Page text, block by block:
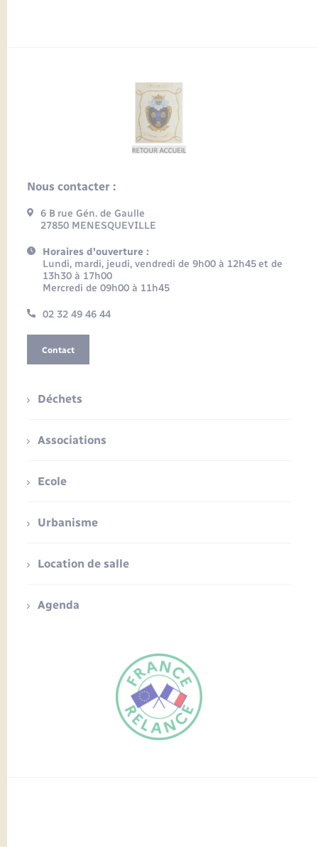
FR
Nous contacter :
6 B rue Gén. de Gaulle
27850 MENESQUEVILLE
Horaires d'ouverture :
Lundi, mardi, jeudi, vendredi de 9h00 à 12h45 et de
13h30 à 17h00
Mercredi de 09h00 à 11h45
02 32 49 46 44
Contact
Déchets
Associations
Ecole
Urbanisme
Location de salle
Agenda